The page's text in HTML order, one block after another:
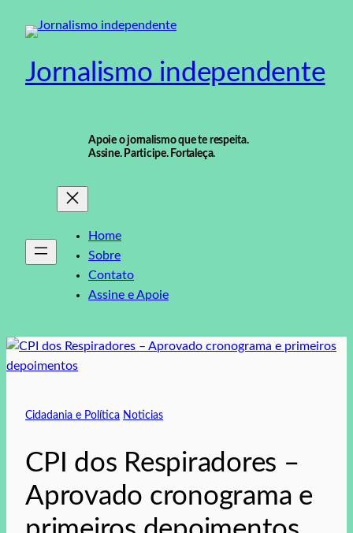
para
conteúdo
Jornalismo independente
Apoie o jornalismo que te respeita.
Assine. Participe. Fortaleça.
Home
Sobre
Contato
Assine e Apoie
Cidadania e Política Noticias
CPI dos Respiradores –
Aprovado cronograma e